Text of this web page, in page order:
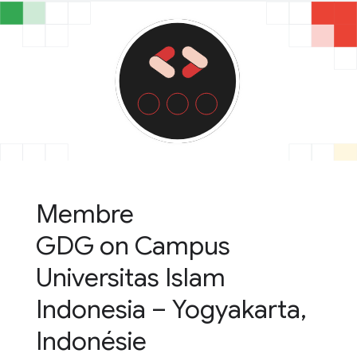
Membre
GDG on Campus
Universitas Islam
Indonesia – Yogyakarta,
Indonésie